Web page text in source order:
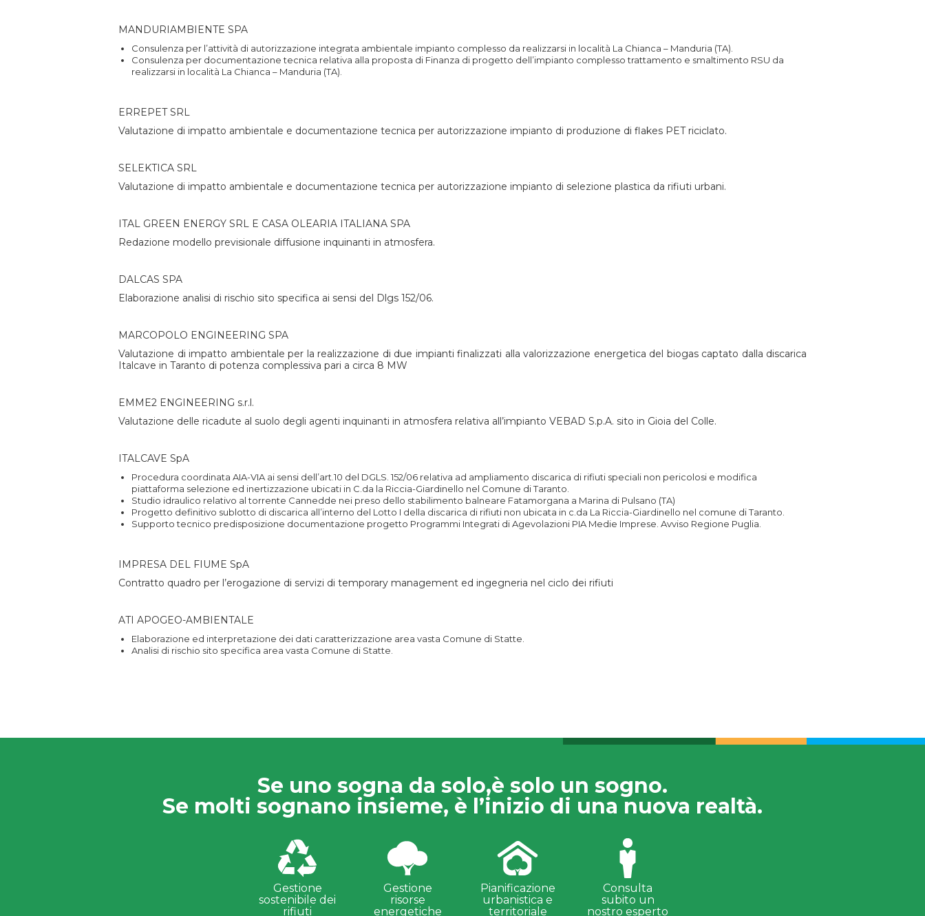
MANDURIAMBIENTE SPA
Consulenza per l’attività di autorizzazione integrata ambientale impianto complesso da realizzarsi in località La Chianca – Manduria (TA).
Consulenza per documentazione tecnica relativa alla proposta di Finanza di progetto dell’impianto complesso trattamento e smaltimento RSU da
realizzarsi in località La Chianca – Manduria (TA).
ERREPET SRL
Valutazione di impatto ambientale e documentazione tecnica per autorizzazione impianto di produzione di flakes PET riciclato.
SELEKTICA SRL
Valutazione di impatto ambientale e documentazione tecnica per autorizzazione impianto di selezione plastica da rifiuti urbani.
ITAL GREEN ENERGY SRL E CASA OLEARIA ITALIANA SPA
Redazione modello previsionale diffusione inquinanti in atmosfera.
DALCAS SPA
Elaborazione analisi di rischio sito specifica ai sensi del Dlgs 152/06.
MARCOPOLO ENGINEERING SPA
Valutazione di impatto ambientale per la realizzazione di due impianti finalizzati alla valorizzazione energetica del biogas captato dalla discarica
Italcave in Taranto di potenza complessiva pari a circa 8 MW
EMME2 ENGINEERING s.r.l.
Valutazione delle ricadute al suolo degli agenti inquinanti in atmosfera relativa all’impianto VEBAD S.p.A. sito in Gioia del Colle.
ITALCAVE SpA
Procedura coordinata AIA-VIA ai sensi dell’art.10 del DGLS. 152/06 relativa ad ampliamento discarica di rifiuti speciali non pericolosi e modifica
piattaforma selezione ed inertizzazione ubicati in C.da la Riccia-Giardinello nel Comune di Taranto.
Studio idraulico relativo al torrente Cannedde nei preso dello stabilimento balneare Fatamorgana a Marina di Pulsano (TA)
Progetto definitivo sublotto di discarica all’interno del Lotto I della discarica di rifiuti non ubicata in c.da La Riccia-Giardinello nel comune di Taranto.
Supporto tecnico predisposizione documentazione progetto Programmi Integrati di Agevolazioni PIA Medie Imprese. Avviso Regione Puglia.
IMPRESA DEL FIUME SpA
Contratto quadro per l’erogazione di servizi di temporary management ed ingegneria nel ciclo dei rifiuti
ATI APOGEO-AMBIENTALE
Elaborazione ed interpretazione dei dati caratterizzazione area vasta Comune di Statte.
Analisi di rischio sito specifica area vasta Comune di Statte.
Se uno sogna da solo,è solo un sogno.
Se molti sognano insieme, è l’inizio di una nuova realtà.
Gestione
sostenibile dei
rifiuti
Gestione
risorse
energetiche
Pianificazione
urbanistica e
territoriale
Consulta
subito un
nostro esperto